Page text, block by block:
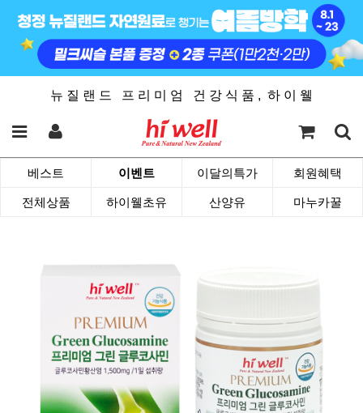
뉴 질 랜 드 프 리 미 엄 건 강 식 품 , 하 이 웰
베스트 이벤트 이달의특가 회원혜택
전체상품 하이웰초유 산양유 마누카꿀